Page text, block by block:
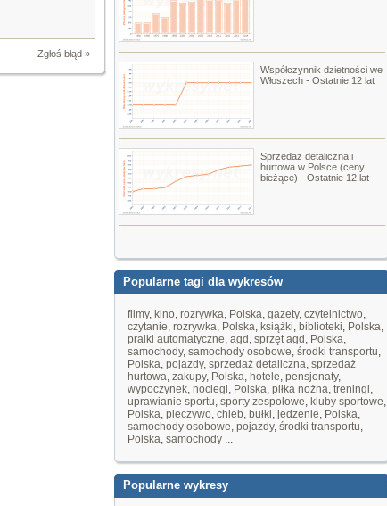
Zgłoś błąd »
Współczynnik dzietności we
Włoszech - Ostatnie 12 lat
Sprzedaż detaliczna i
hurtowa w Polsce (ceny
bieżące) - Ostatnie 12 lat
Popularne tagi dla wykresów
filmy, kino, rozrywka, Polska, gazety, czytelnictwo,
czytanie, rozrywka, Polska, książki, biblioteki, Polska,
pralki automatyczne, agd , sprzęt agd , Polska,
samochody, samochody osobowe, środki transportu,
Polska, pojazdy, sprzedaż detaliczna, sprzedaż
hurtowa, zakupy, Polska, hotele, pensjonaty,
wypoczynek, noclegi, Polska, piłka nożna, treningi,
uprawianie sportu, sporty zespołowe, kluby sportowe,
Polska, pieczywo, chleb, bułki, jedzenie, Polska,
samochody osobowe, pojazdy, środki transportu,
Polska, samochody ...
Popularne wykresy